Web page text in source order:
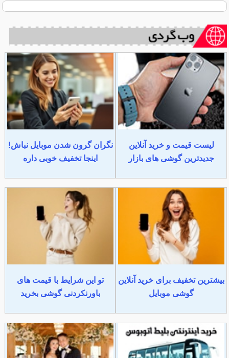
لیست قیمت و خرید آنلاین
جدیدترین گوشی های بازار
نگران گرون شدن موبایل نباش!
اینجا تخفیف خوبی داره
بیشترین تخفیف برای خرید آنلاین
گوشی موبایل
تو این شرایط با قیمت های
باورنکردنی گوشی بخرید